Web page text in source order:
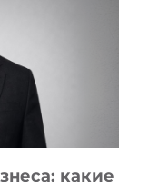
какие